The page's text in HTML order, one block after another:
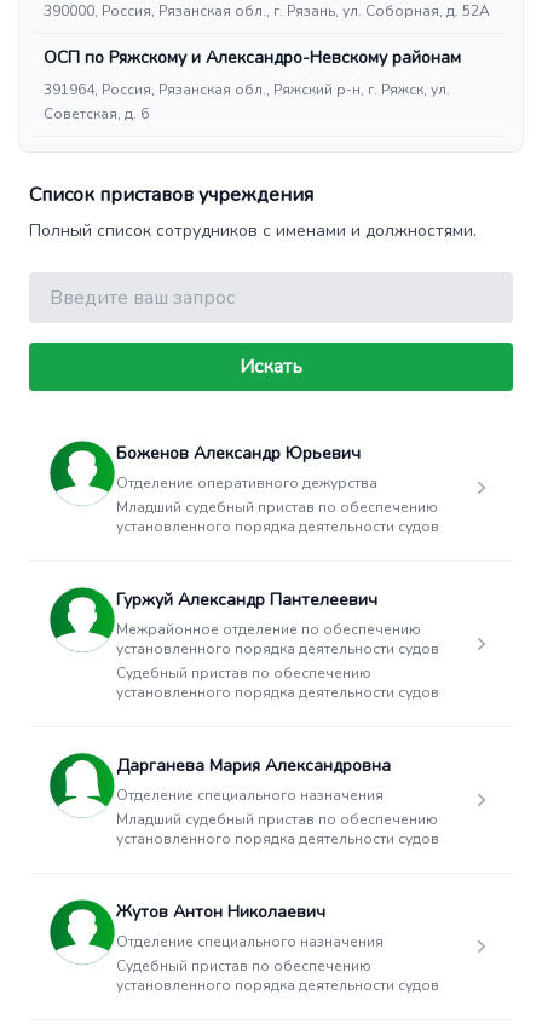
390000, Россия, Рязанская обл., г. Рязань, ул. Соборная, д. 52А
ОСП по Ряжскому и Александро-Невскому районам
391964, Россия, Рязанская обл., Ряжский р-н, г. Ряжск, ул.
Советская, д. 6
Список приставов учреждения
Полный список сотрудников с именами и должностями.
Поиск
Искать
Боженов Александр Юрьевич
Отделение оперативного дежурства
Младший судебный пристав по обеспечению
установленного порядка деятельности судов
Гуржуй Александр Пантелеевич
Межрайонное отделение по обеспечению
установленного порядка деятельности судов
Судебный пристав по обеспечению
установленного порядка деятельности судов
Дарганева Мария Александровна
Отделение специального назначения
Младший судебный пристав по обеспечению
установленного порядка деятельности судов
Жутов Антон Николаевич
Отделение специального назначения
Судебный пристав по обеспечению
установленного порядка деятельности судов